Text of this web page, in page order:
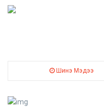
Шинэ Мэдээ